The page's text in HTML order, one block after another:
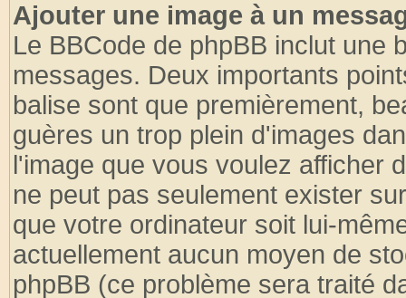
Ajouter une image à un
Le BBCode de phpBB inclut une
messages. Deux importants
balise sont que premièrement,
guères un trop plein d'images
l'image que vous voulez afficher
ne peut pas seulement exister
que votre ordinateur soit lui-
actuellement aucun moyen de
phpBB (ce problème sera traité